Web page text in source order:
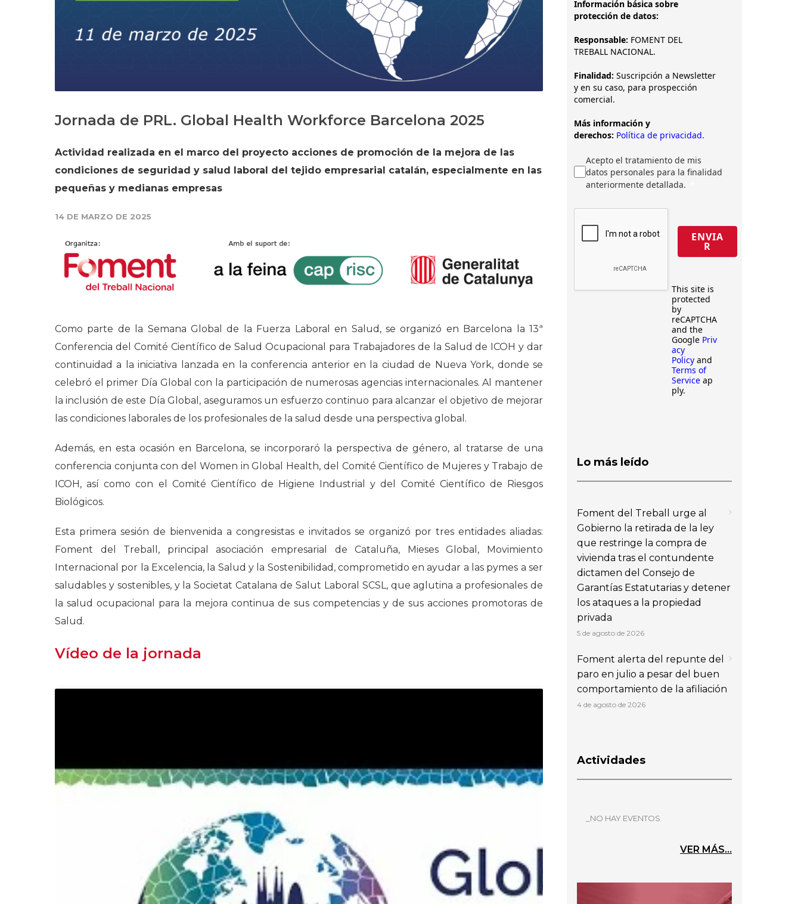
Galería de Presidentes
Biblioteca Archivo
Sede Social
Jornada de PRL. Global Health Workforce Barcelona 2025
Actividad realizada en el marco del proyecto acciones de promoción de la mejora de las
condiciones de seguridad y salud laboral del tejido empresarial catalán, especialmente en las
pequeñas y medianas empresas
14 DE MARZO DE 2025
Como parte de la Semana Global de la Fuerza Laboral en Salud, se organizó en Barcelona la 13ª
Conferencia del Comité Científico de Salud Ocupacional para Trabajadores de la Salud de ICOH y dar
continuidad a la iniciativa lanzada en la conferencia anterior en la ciudad de Nueva York, donde se
celebró el primer Día Global con la participación de numerosas agencias internacionales. Al mantener
la inclusión de este Día Global, aseguramos un esfuerzo continuo para alcanzar el objetivo de mejorar
las condiciones laborales de los profesionales de la salud desde una perspectiva global.
Además, en esta ocasión en Barcelona, se incorporaró la perspectiva de género, al tratarse de una
conferencia conjunta con del Women in Global Health, del Comité Científico de Mujeres y Trabajo de
ICOH, así como con el Comité Científico de Higiene Industrial y del Comité Científico de Riesgos
Biológicos.
Esta primera sesión de bienvenida a congresistas e invitados se organizó por tres entidades aliadas:
Foment del Treball, principal asociación empresarial de Cataluña, Mieses Global, Movimiento
Internacional por la Excelencia, la Salud y la Sostenibilidad, comprometido en ayudar a las pymes a ser
saludables y sostenibles, y la Societat Catalana de Salut Laboral SCSL, que aglutina a profesionales de
la salud ocupacional para la mejora continua de sus competencias y de sus acciones promotoras de
Salud.
Vídeo de la jornada
Información básica sobre
protección de datos:
Responsable: FOMENT DEL
TREBALL NACIONAL.
Finalidad: Suscripción a Newsletter
y en su caso, para prospección
comercial.
Más información y
derechos: Política de privacidad.
Acepto el tratamiento de mis
datos personales para la finalidad
anteriormente detallada.
ENVIA
R
This site is
protected
by
reCAPTCHA
and the
Google Priv
acy
Policy and
Terms of
Service ap
ply.
Lo más leído
Foment del Treball urge al
Gobierno la retirada de la ley
que restringe la compra de
vivienda tras el contundente
dictamen del Consejo de
Garantías Estatutarias y detener
los ataques a la propiedad
privada
5 de agosto de 2026
Foment alerta del repunte del
paro en julio a pesar del buen
comportamiento de la afiliación
4 de agosto de 2026
Actividades
_NO HAY EVENTOS
VER MÁS...